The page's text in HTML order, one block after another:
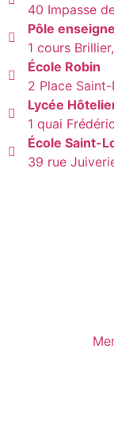
40 Impasse
Pôle
1 cours
École Robin
2 Place
Lycée
1 quai
École Saint-
39 rue